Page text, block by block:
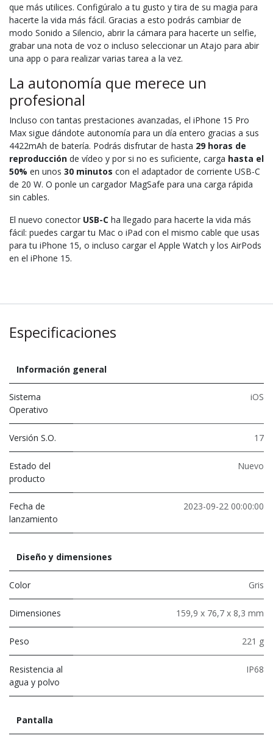
que más utilices. Configúralo a tu gusto y tira de su magia para
hacerte la vida más fácil. Gracias a esto podrás cambiar de
modo Sonido a Silencio, abrir la cámara para hacerte un selfie,
grabar una nota de voz o incluso seleccionar un Atajo para abir
una app o para realizar varias tarea a la vez.
La autonomía que merece un
profesional
Incluso con tantas prestaciones avanzadas, el iPhone 15 Pro
Max sigue dándote autonomía para un día entero gracias a sus
4422mAh de batería. Podrás disfrutar de hasta 29 horas de
reproducción de vídeo y por si no es suficiente, carga hasta el
50% en unos 30 minutos con el adaptador de corriente USB-C
de 20 W. O ponle un cargador MagSafe para una carga rápida
sin cables.
El nuevo conector USB-C ha llegado para hacerte la vida más
fácil: puedes cargar tu Mac o iPad con el mismo cable que usas
para tu iPhone 15, o incluso cargar el Apple Watch y los AirPods
en el iPhone 15.
Especificaciones
Información general
Sistema
Operativo
iOS
Versión S.O. 17
Estado del
producto
Nuevo
Fecha de
lanzamiento
2023-09-22 00:00:00
Diseño y dimensiones
Color Gris
Dimensiones 159,9 x 76,7 x 8,3 mm
Peso 221 g
Resistencia al
agua y polvo
IP68
Pantalla